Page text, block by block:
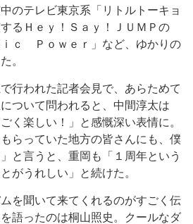
のテレビ東京系「リトルトーキョ
るＨｅｙ！Ｓａｙ！ＪＵＭＰの
ｃ Ｐｏｗｅｒ」など、ゆかりの
。
行われた記者会見で、あらためて
ついて問われると、中間淳太は
く楽しい！」と感慨深い表情に。
らっていた地方の皆さんにも、僕
と言うと、重岡も「１周年という
がうれしい」と続けた。
を聞いて来てくれるのがすごく伝
語ったのは桐山照史。クールなダ